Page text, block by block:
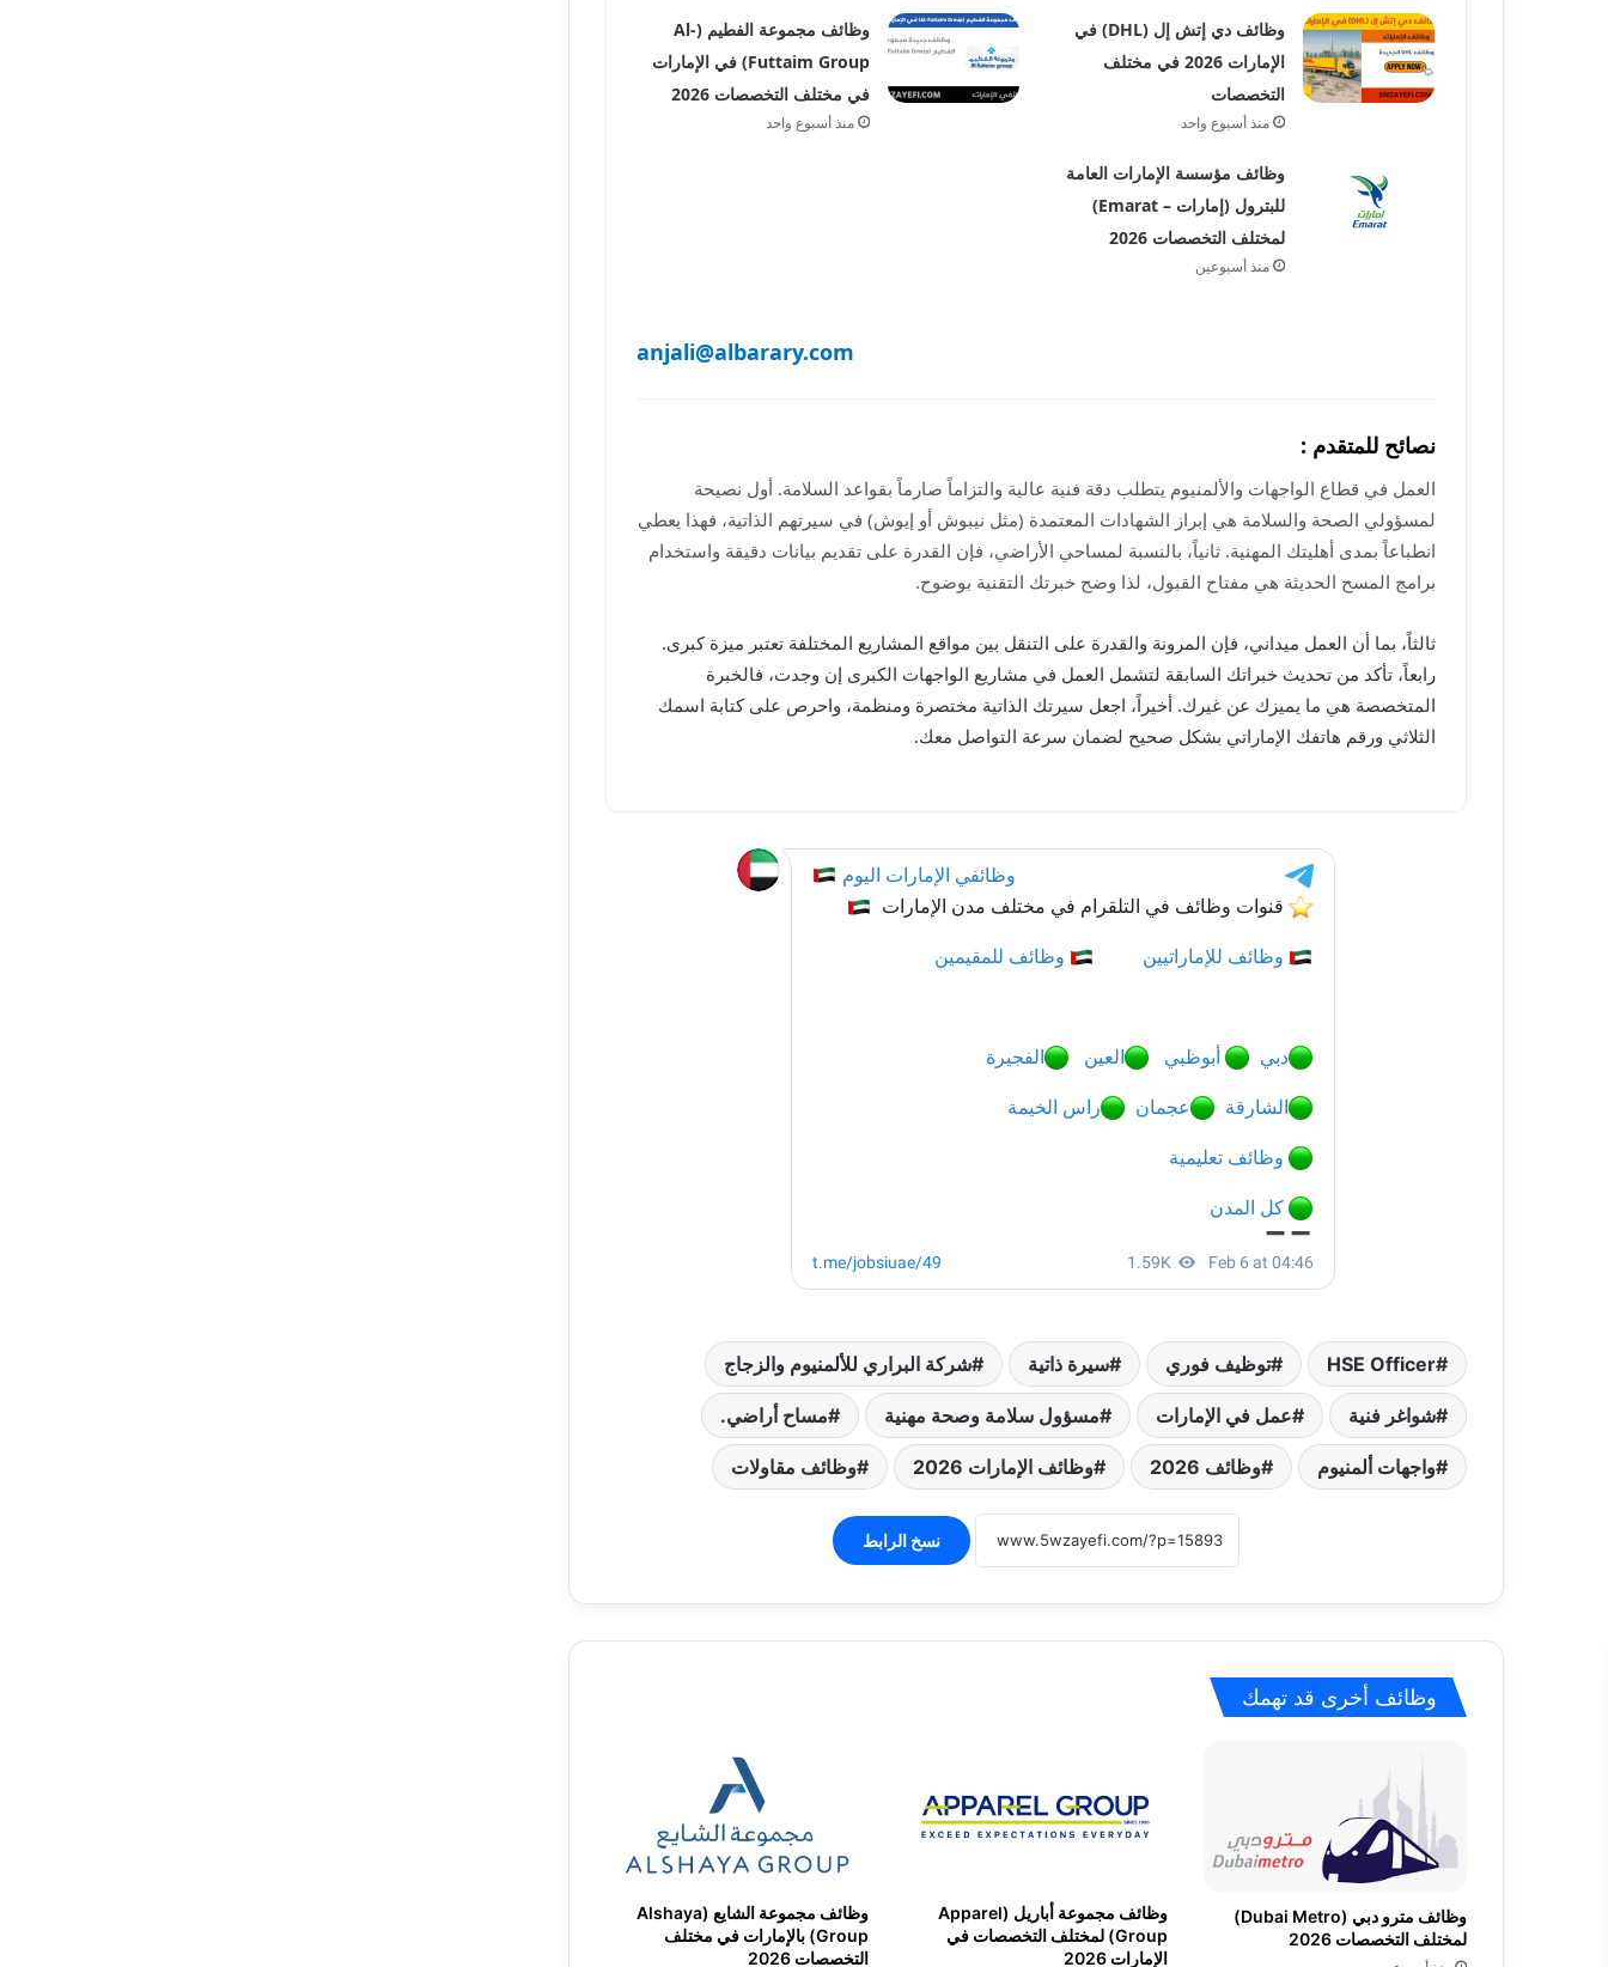
وظائف دي إتش إل (DHL) في
الإمارات 2026 في مختلف
التخصصات
منذ أسبوع واحد
وظائف مجموعة الفطيم (Al-
Futtaim Group) في الإمارات
في مختلف التخصصات 2026
منذ أسبوع واحد
وظائف مؤسسة الإمارات العامة
للبترول (إمارات – Emarat)
لمختلف التخصصات 2026
منذ أسبوعين
anjali@albarary.com
نصائح للمتقدم :
العمل في قطاع الواجهات والألمنيوم يتطلب دقة فنية عالية والتزاماً صارماً بقواعد السلامة. أول نصيحة
لمسؤولي الصحة والسلامة هي إبراز الشهادات المعتمدة (مثل نيبوش أو إيوش) في سيرتهم الذاتية، فهذا يعطي
انطباعاً بمدى أهليتك المهنية. ثانياً، بالنسبة لمساحي الأراضي، فإن القدرة على تقديم بيانات دقيقة واستخدام
برامج المسح الحديثة هي مفتاح القبول، لذا وضح خبرتك التقنية بوضوح.
ثالثاً، بما أن العمل ميداني، فإن المرونة والقدرة على التنقل بين مواقع المشاريع المختلفة تعتبر ميزة كبرى.
رابعاً، تأكد من تحديث خبراتك السابقة لتشمل العمل في مشاريع الواجهات الكبرى إن وجدت، فالخبرة
المتخصصة هي ما يميزك عن غيرك. أخيراً، اجعل سيرتك الذاتية مختصرة ومنظمة، واحرص على كتابة اسمك
الثلاثي ورقم هاتفك الإماراتي بشكل صحيح لضمان سرعة التواصل معك.
HSE Officer توظيف فوري سيرة ذاتية شركة البراري للألمنيوم والزجاج
شواغر فنية عمل في الإمارات مسؤول سلامة وصحة مهنية مساح أراضي.
واجهات ألمنيوم وظائف 2026 وظائف الإمارات 2026 وظائف مقاولات
نسخ الرابط
وظائف أخرى قد تهمك
وظائف مترو دبي (Dubai Metro)
لمختلف التخصصات 2026
وظائف مجموعة أباريل (Apparel
Group) لمختلف التخصصات في
الإمارات 2026
وظائف مجموعة الشايع (Alshaya
Group) بالإمارات في مختلف
التخصصات 2026